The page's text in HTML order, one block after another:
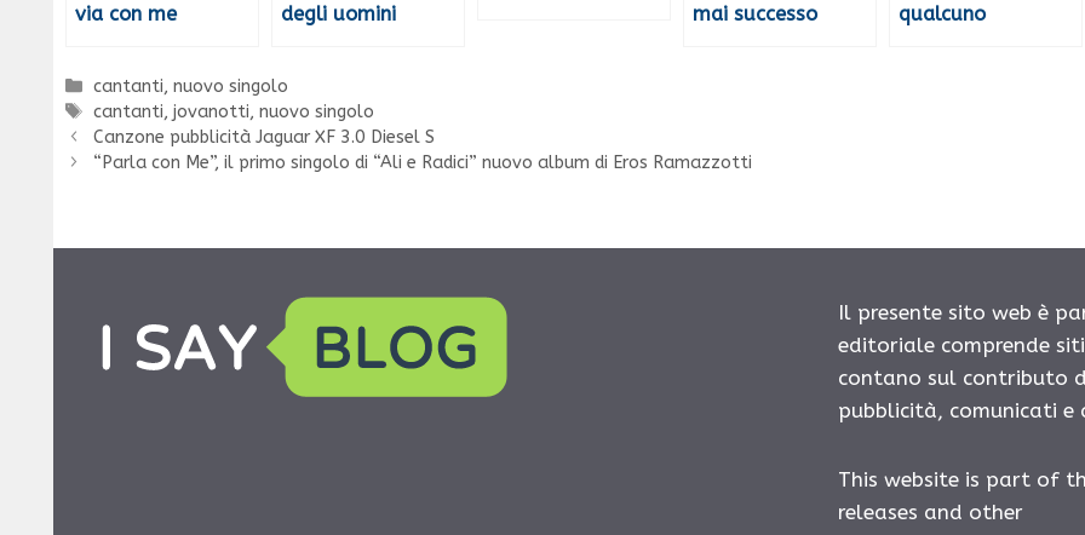
via con me
degli uomini
mai successo
qualcuno
Categorie
cantanti,nuovo singolo
Tag
cantanti,jovanotti,nuovo singolo
Canzone pubblicità Jaguar XF 3.0 Diesel S
“Parla con Me”, il primo singolo di “Ali e Radici” nuovo album di Eros Ramazzotti
Il presente sito web è
editoriale comprende
contano sul contributo
pubblicità, comunicati e
This website is part of
releases and other